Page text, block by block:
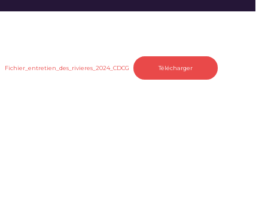
Fichier_entretien_des_rivieres_2024_CDCG Télécharger